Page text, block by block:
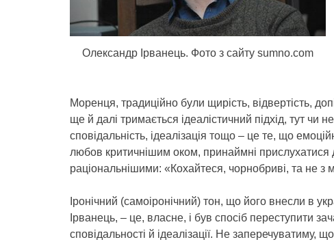
Олександр Ірванець. Фото з сайту sumno.com
Моренця, традиційно були щирість, відвертість,
ще й далі тримається ідеалістичний підхід, тут чи
сповідальність, ідеалізація тощо – це те, що
любов критичнішим оком, принаймні
раціональнішими: «Кохайтеся, чорнобриві, та не
Іронічний (самоіронічний) тон, що його внесли в
Ірванець, – це, власне, і був спосіб переступити
сповідальності й ідеалізації. Не заперечуватиму,